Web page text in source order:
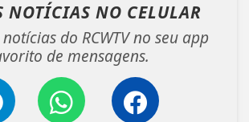
NOTÍCIAS NO CELULAR
do RCWTV no seu app
de mensagens.